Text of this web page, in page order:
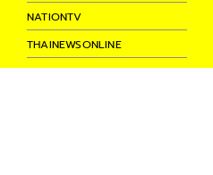
NATIONTV
THAINEWSONLINE
THANSETTAKIJ